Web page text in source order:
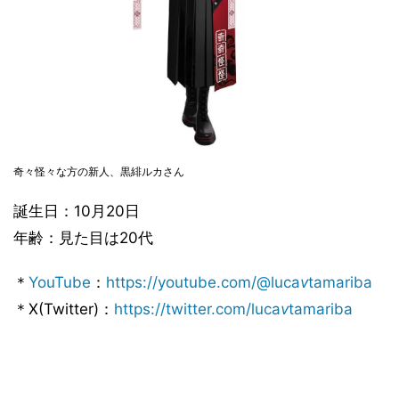
奇々怪々な方の新人、黒緋ルカさん
誕生日：10月20日
年齢：見た目は20代
＊ YouTube ： https://youtube.com/@lucavtamariba
＊X(Twitter)： https://twitter.com/lucavtamariba